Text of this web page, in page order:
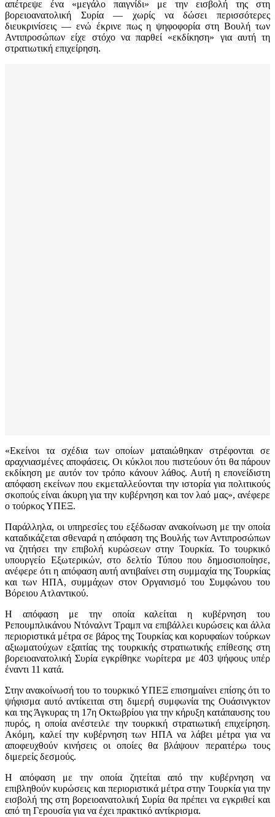
απέτρεψε ένα «μεγάλο παιγνίδι» με την εισβολή της στη
βορειοανατολική Συρία — χωρίς να δώσει περισσότερες
διευκρινίσεις — ενώ έκρινε πως η ψηφοφορία στη Βουλή των
Αντιπροσώπων είχε στόχο να παρθεί «εκδίκηση» για αυτή τη
στρατιωτική επιχείρηση.
«Εκείνοι τα σχέδια των οποίων ματαιώθηκαν στρέφονται σε
αραχνιασμένες αποφάσεις. Οι κύκλοι που πιστεύουν ότι θα πάρουν
εκδίκηση με αυτόν τον τρόπο κάνουν λάθος. Αυτή η επονείδιστη
απόφαση εκείνων που εκμεταλλεύονται την ιστορία για πολιτικούς
σκοπούς είναι άκυρη για την κυβέρνηση και τον λαό μας», ανέφερε
ο τούρκος ΥΠΕΞ.
Παράλληλα, οι υπηρεσίες του εξέδωσαν ανακοίνωση με την οποία
καταδικάζεται σθεναρά η απόφαση της Βουλής των Αντιπροσώπων
να ζητήσει την επιβολή κυρώσεων στην Τουρκία. Το τουρκικό
υπουργείο Εξωτερικών, στο δελτίο Τύπου που δημοσιοποίησε,
ανέφερε ότι η απόφαση αυτή αντιβαίνει στη συμμαχία της Τουρκίας
και των ΗΠΑ, συμμάχων στον Οργανισμό του Συμφώνου του
Βόρειου Ατλαντικού.
Η απόφαση με την οποία καλείται η κυβέρνηση του
Ρεπουμπλικάνου Ντόναλντ Τραμπ να επιβάλλει κυρώσεις και άλλα
περιοριστικά μέτρα σε βάρος της Τουρκίας και κορυφαίων τούρκων
αξιωματούχων εξαιτίας της τουρκικής στρατιωτικής επίθεσης στη
βορειοανατολική Συρία εγκρίθηκε νωρίτερα με 403 ψήφους υπέρ
έναντι 11 κατά.
Στην ανακοίνωσή του το τουρκικό ΥΠΕΞ επισημαίνει επίσης ότι το
ψήφισμα αυτό αντίκειται στη διμερή συμφωνία της Ουάσινγκτον
και της Άγκυρας τη 17η Οκτωβρίου για την κήρυξη κατάπαυσης του
πυρός, η οποία ανέστειλε την τουρκική στρατιωτική επιχείρηση.
Ακόμη, καλεί την κυβέρνηση των ΗΠΑ να λάβει μέτρα για να
αποφευχθούν κινήσεις οι οποίες θα βλάψουν περαιτέρω τους
διμερείς δεσμούς.
Η απόφαση με την οποία ζητείται από την κυβέρνηση να
επιβληθούν κυρώσεις και περιοριστικά μέτρα στην Τουρκία για την
εισβολή της στη βορειοανατολική Συρία θα πρέπει να εγκριθεί και
από τη Γερουσία για να έχει πρακτικό αντίκρισμα.